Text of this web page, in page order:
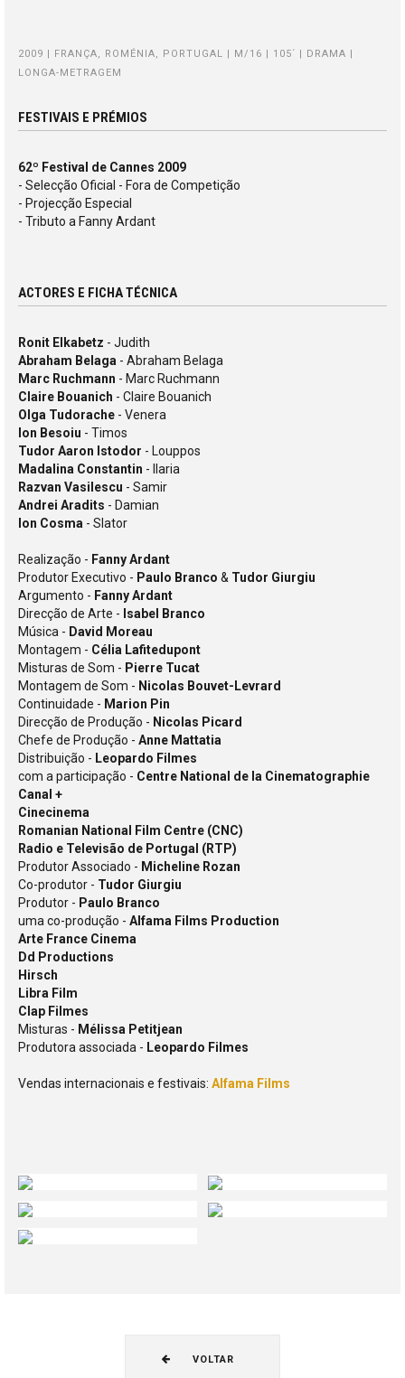
2009 | FRANÇA, ROMÉNIA, PORTUGAL | M/16 | 105´ | DRAMA |
LONGA-METRAGEM
FESTIVAIS E PRÉMIOS
62º Festival de Cannes 2009
- Selecção Oficial - Fora de Competição
- Projecção Especial
- Tributo a Fanny Ardant
ACTORES E FICHA TÉCNICA
Ronit Elkabetz - Judith
Abraham Belaga - Abraham Belaga
Marc Ruchmann - Marc Ruchmann
Claire Bouanich - Claire Bouanich
Olga Tudorache - Venera
Ion Besoiu - Timos
Tudor Aaron Istodor - Louppos
Madalina Constantin - Ilaria
Razvan Vasilescu - Samir
Andrei Aradits - Damian
Ion Cosma - Slator
Realização - Fanny Ardant
Produtor Executivo - Paulo Branco & Tudor Giurgiu
Argumento - Fanny Ardant
Direcção de Arte - Isabel Branco
Música - David Moreau
Montagem - Célia Lafitedupont
Misturas de Som - Pierre Tucat
Montagem de Som - Nicolas Bouvet-Levrard
Continuidade - Marion Pin
Direcção de Produção - Nicolas Picard
Chefe de Produção - Anne Mattatia
Distribuição - Leopardo Filmes
com a participação - Centre National de la Cinematographie
Canal +
Cinecinema
Romanian National Film Centre (CNC)
Radio e Televisão de Portugal (RTP)
Produtor Associado - Micheline Rozan
Co-produtor - Tudor Giurgiu
Produtor - Paulo Branco
uma co-produção - Alfama Films Production
Arte France Cinema
Dd Productions
Hirsch
Libra Film
Clap Filmes
Misturas - Mélissa Petitjean
Produtora associada - Leopardo Filmes
Vendas internacionais e festivais: Alfama Films
VOLTAR